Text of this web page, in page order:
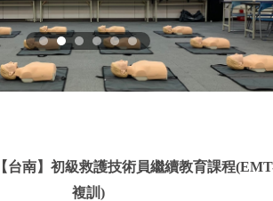
【台南】初級救護技術員繼續教育課程
複訓)